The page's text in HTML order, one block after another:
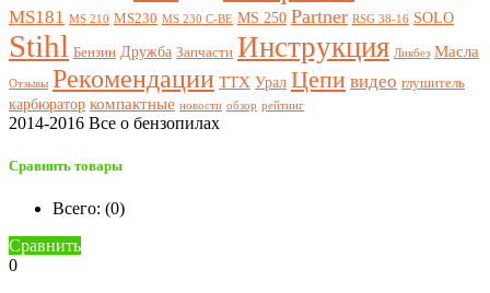
MS181 MS 210 MS230 MS 230 C-BE MS 250 Partner RSG 38-16 SOLO
Stihl Бензин Дружба Запчасти Инструкция Ликбез Масла
Отзывы Рекомендации ТТХ Урал Цепи видео глушитель
карбюратор компактные новости обзор рейтинг
2014-2016 Все о бензопилах
Сравнить товары
Всего: (0)
Сравнить
0